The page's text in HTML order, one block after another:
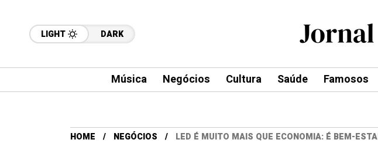
LIGHT DARK
Música Negócios Cultura Saúde Famosos
HOME NEGÓCIOS LED É MUITO MAIS QUE ECONOMIA: É BEM-